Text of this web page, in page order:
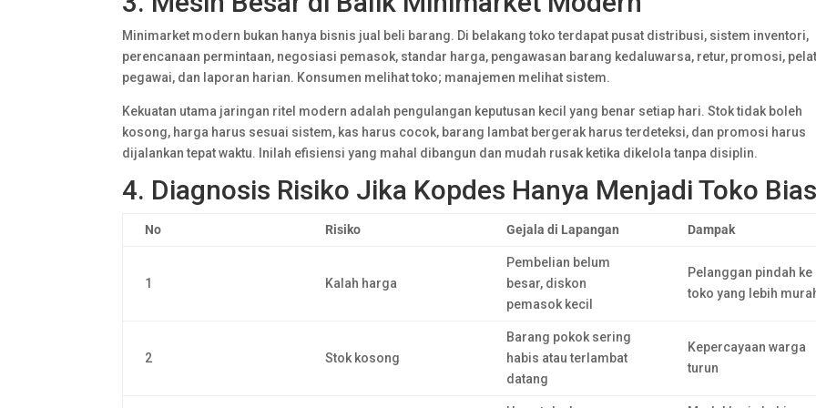
Minimarket modern bukan hanya bisnis jual beli barang. Di belakang toko terdapat pusat distribusi, sistem inventori,
perencanaan permintaan, negosiasi pemasok, standar harga, pengawasan barang kedaluwarsa, retur, promosi,
pegawai, dan laporan harian. Konsumen melihat toko; manajemen melihat sistem.
Kekuatan utama jaringan ritel modern adalah pengulangan keputusan kecil yang benar setiap hari. Stok tidak boleh
kosong, harga harus sesuai sistem, kas harus cocok, barang lambat bergerak harus terdeteksi, dan promosi harus
dijalankan tepat waktu. Inilah efisiensi yang mahal dibangun dan mudah rusak ketika dikelola tanpa disiplin.
4. Diagnosis Risiko Jika Kopdes Hanya Menjadi Toko
No Risiko Gejala di Lapangan Dampak
1 Kalah harga
Pembelian belum
besar, diskon
pemasok kecil
Pelanggan pindah ke
toko yang lebih
2 Stok kosong
Barang pokok sering
habis atau terlambat
datang
Kepercayaan warga
turun